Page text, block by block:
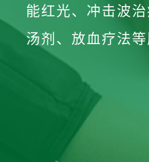
能红光、冲击波
汤剂、放血疗法等